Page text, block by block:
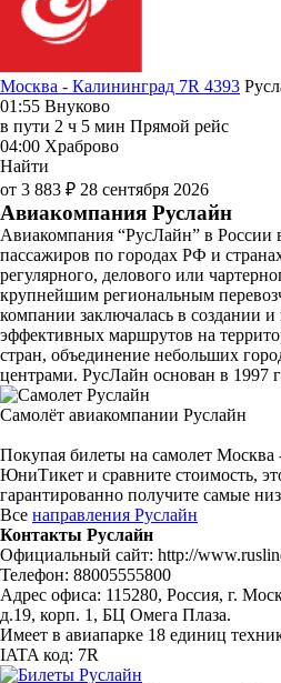
Москва - Калининград 7R 4393
01:55 Внуково
в пути 2 ч 5 мин Прямой рейс
04:00 Храброво
Найти
от 3 883 ₽ 28 сентября 2026
Авиакомпания Руслайн
Авиакомпания “РусЛайн” в России
пассажиров по городах РФ и
регулярного, делового или
крупнейшим региональным
компании заключалась в создании и
эффективных маршрутов на
стран, объединение небольших
центрами. РусЛайн основан в 1997
Самолёт авиакомпании Руслайн
Покупая билеты на самолет Москва
ЮниТикет и сравните стоимость,
гарантированно получите самые
Все направления Руслайн
Контакты Руслайн
Официальный сайт: http://
Телефон: 88005555800
Адрес офиса: 115280, Россия, г.
д.19, корп. 1, БЦ Омега Плаза.
Имеет в авиапарке 18 единиц
IATA код: 7R